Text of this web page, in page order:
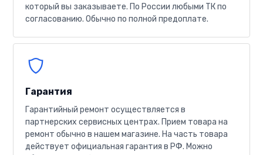
который вы заказываете. По России любыми ТК по
согласованию. Обычно по полной предоплате.
Гарантия
Гарантийный ремонт осуществляется в
партнерских сервисных центрах. Прием товара на
ремонт обычно в нашем магазине. На часть товара
действует официальная гарантия в РФ. Можно